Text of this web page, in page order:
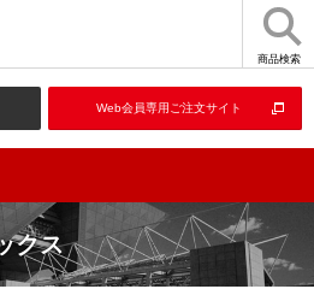
商品検索
Web会員専用ご注文サイト
クス